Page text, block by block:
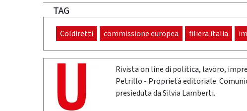
TAG
Coldiretti commissione europea filiera italia
Rivista on line di politica, lavoro,
Petrillo - Proprietà editoriale:
presieduta da Silvia Lamberti.